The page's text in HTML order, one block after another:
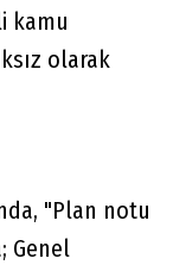
kamu
olarak
"Plan notu
Genel